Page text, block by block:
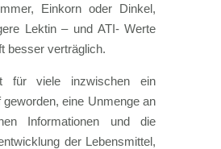
Einkorn oder Dinkel,
Lektin – und ATI- Werte
besser verträglich.
für viele inzwischen ein
geworden, eine Unmenge an
Informationen und die
der Lebensmittel,